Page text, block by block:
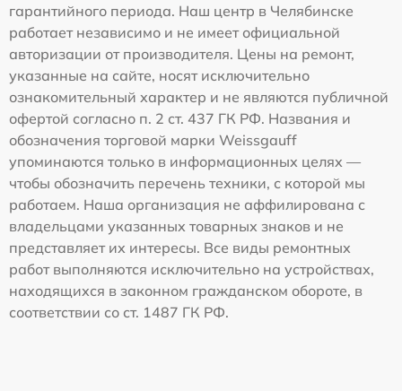
гарантийного периода. Наш центр в Челябинске
работает независимо и не имеет официальной
авторизации от производителя. Цены на ремонт,
указанные на сайте, носят исключительно
ознакомительный характер и не являются публичной
офертой согласно п. 2 ст. 437 ГК РФ. Названия и
обозначения торговой марки Weissgauff
упоминаются только в информационных целях —
чтобы обозначить перечень техники, с которой мы
работаем. Наша организация не аффилирована с
владельцами указанных товарных знаков и не
представляет их интересы. Все виды ремонтных
работ выполняются исключительно на устройствах,
находящихся в законном гражданском обороте, в
соответствии со ст. 1487 ГК РФ.